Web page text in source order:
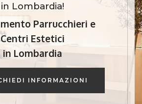
in Lombardia!
Parrucchieri e
Centri Estetici
in Lombardia
INFORMAZIONI